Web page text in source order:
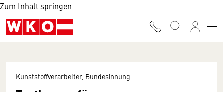
Zum Inhalt springen
Kunststoffverarbeiter, Bundesinnung